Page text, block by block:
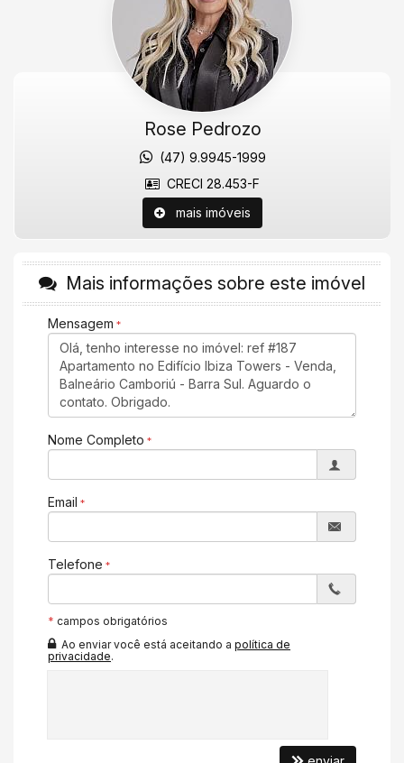
sauna, academia completa, playground, área gourmet e salão
de festas. Pé na areia, na beira mar da Barra Sul de Balneário
Camboriú. Ideal para o lazer que a sua família precisa.
Agende uma visita agora mesmo!
Valores sujeitos a alteração sem aviso prévio.
Aquecimento de Água
Piso Vinílico
TV a Cabo
Infra para Ar Split
Vista Livre
Vista Mar
Acabamento em Gesso
Fechadura Eletrônica
Vista Panorâmica
Área de Serviço
Dependência de Empregada
Estar Íntimo
Sala
Sala de Jantar
Espaço Gourmet
Hidromassagem
Closet
Lavabo
Sacada Técnica
Rose Pedrozo
(47) 9.9945-1999
CRECI 28.453-F
mais imóveis
Mais informações sobre este imóvel
Mensagem
Nome Completo
Email
Telefone
* campos obrigatórios
Ao enviar você está aceitando a política de
privacidade.